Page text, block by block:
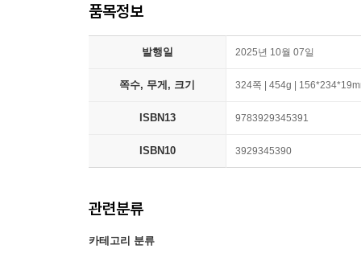
품목정보
발행일 2025년 10월 07일
쪽수, 무게, 크기 324쪽 | 454g |
ISBN13 9783929345391
ISBN10 3929345390
관련분류
카테고리 분류